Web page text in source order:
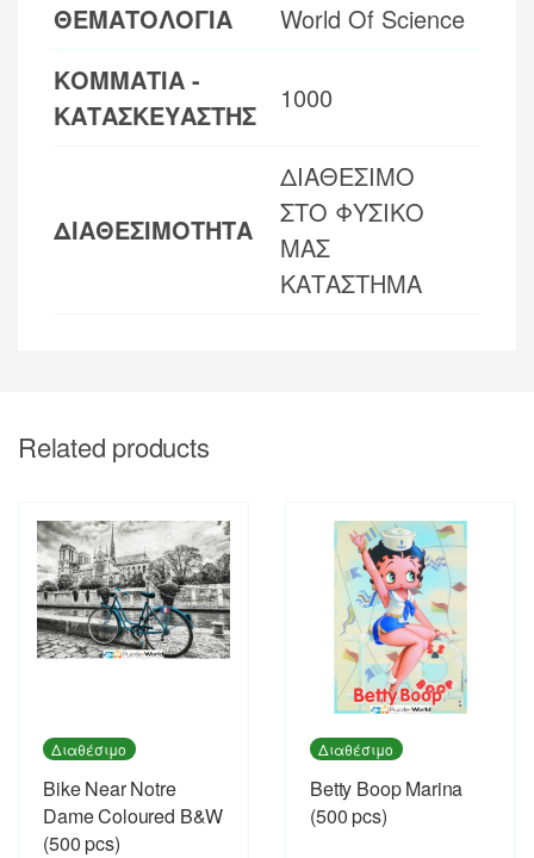
ΘΕΜΑΤΟΛΟΓΙΑ
World Of Science
ΚΟΜΜΑΤΙΑ -
ΚΑΤΑΣΚΕΥΑΣΤΗΣ
1000
ΔΙΑΘΕΣΙΜΟΤΗΤΑ
ΔΙΑΘΕΣΙΜΟ
ΣΤΟ ΦΥΣΙΚΟ
ΜΑΣ
ΚΑΤΑΣΤΗΜΑ
Related products
Διαθέσιμο
Bike Near Notre
Dame Coloured B&W
(500 pcs)
Διαθέσιμο
Betty Boop Marina
(500 pcs)